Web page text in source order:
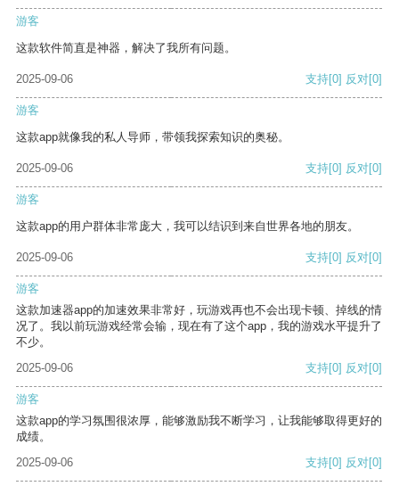
游客
这款软件简直是神器，解决了我所有问题。
2025-09-06 支持[0] 反对[0]
游客
这款app就像我的私人导师，带领我探索知识的奥秘。
2025-09-06 支持[0] 反对[0]
游客
这款app的用户群体非常庞大，我可以结识到来自世界各地的朋友。
2025-09-06 支持[0] 反对[0]
游客
这款加速器app的加速效果非常好，玩游戏再也不会出现卡顿、掉线的情
况了。我以前玩游戏经常会输，现在有了这个app，我的游戏水平提升了
不少。
2025-09-06
支持[0] 反对[0]
游客
这款app的学习氛围很浓厚，能够激励我不断学习，让我能够取得更好的
成绩。
2025-09-06
支持[0] 反对[0]